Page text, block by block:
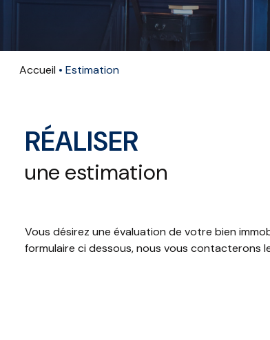
EXTRANET
PARTENAIRES
CONTACT
De l'immo pro
Accueil Estimation
RÉALISER
une estimation
Vous désirez une évaluation de votre bien
formulaire ci dessous, nous vous contacterons